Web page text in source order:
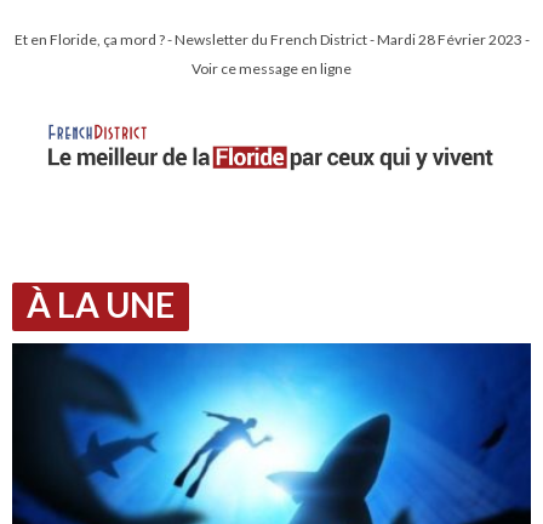
Et en Floride, ça mord ? - Newsletter du French District - Mardi 28 Février 2023 -
Voir ce message en ligne
À LA UNE